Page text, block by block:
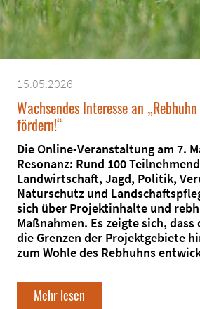
15.05.2026
Wachsendes Interesse an
fördern!“
Die Online-Veranstaltung am 7.
Resonanz: Rund 100
Landwirtschaft, Jagd, Politik,
Naturschutz und
sich über Projektinhalte und
Maßnahmen. Es zeigte sich,
die Grenzen der Projektgebiete
zum Wohle des Rebhuhns
Mehr lesen